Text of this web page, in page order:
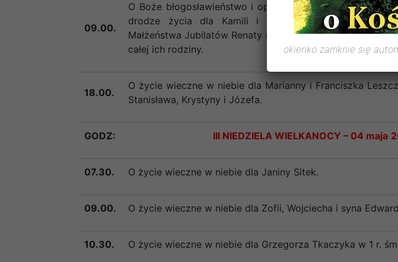
09.00.
O Boże błogosławieństwo i opiekę NMP Królowej
drodze życia dla Kamili i Kamila oraz dziękczynna
Małżeństwa Jubilatów Renaty i Tadeusza z prośbą o
całej ich rodziny.
18.00.
O życie wieczne w niebie dla Marianny i Franciszka
Stanisława, Krystyny i Józefa.
GODZ: III NIEDZIELA WIELKANOCY – 04 maja
07.30. O życie wieczne w niebie dla Janiny Sitek.
09.00. O życie wieczne w niebie dla Zofii, Wojciecha i syna
10.30. O życie wieczne w niebie dla Grzegorza Tkaczyka w 1 r.
okienko zamknie się